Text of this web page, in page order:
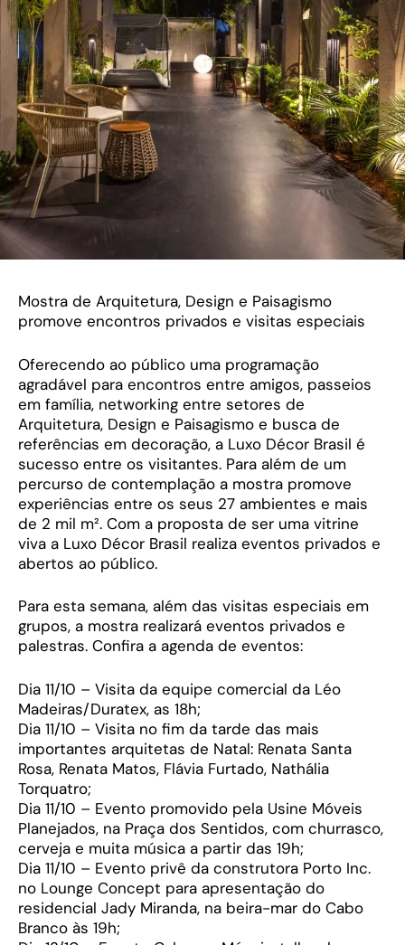
Mostra de Arquitetura, Design e Paisagismo
promove encontros privados e visitas especiais
Oferecendo ao público uma programação
agradável para encontros entre amigos, passeios
em família, networking entre setores de
Arquitetura, Design e Paisagismo e busca de
referências em decoração, a Luxo Décor Brasil é
sucesso entre os visitantes. Para além de um
percurso de contemplação a mostra promove
experiências entre os seus 27 ambientes e mais
de 2 mil m². Com a proposta de ser uma vitrine
viva a Luxo Décor Brasil realiza eventos privados e
abertos ao público.
Para esta semana, além das visitas especiais em
grupos, a mostra realizará eventos privados e
palestras. Confira a agenda de eventos:
Dia 11/10 – Visita da equipe comercial da Léo
Madeiras/Duratex, as 18h;
Dia 11/10 – Visita no fim da tarde das mais
importantes arquitetas de Natal: Renata Santa
Rosa, Renata Matos, Flávia Furtado, Nathália
Torquatro;
Dia 11/10 – Evento promovido pela Usine Móveis
Planejados, na Praça dos Sentidos, com churrasco,
cerveja e muita música a partir das 19h;
Dia 11/10 – Evento privê da construtora Porto Inc.
no Lounge Concept para apresentação do
residencial Jady Miranda, na beira-mar do Cabo
Branco às 19h;